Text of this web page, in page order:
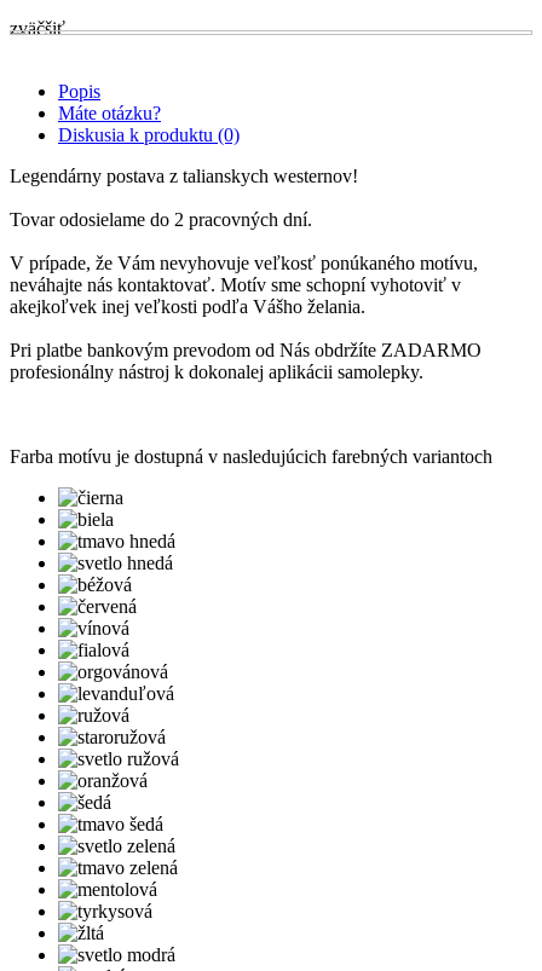
zväčšiť
Popis
Máte otázku?
Diskusia k produktu (0)
Legendárny postava z talianskych westernov!
Tovar odosielame do 2 pracovných dní.
V prípade, že Vám nevyhovuje veľkosť ponúkaného motívu,
neváhajte nás kontaktovať. Motív sme schopní vyhotoviť v
akejkoľvek inej veľkosti podľa Vášho želania.
Pri platbe bankovým prevodom od Nás obdržíte ZADARMO
profesionálny nástroj k dokonalej aplikácii samolepky.
Farba motívu je dostupná v nasledujúcich farebných variantoch